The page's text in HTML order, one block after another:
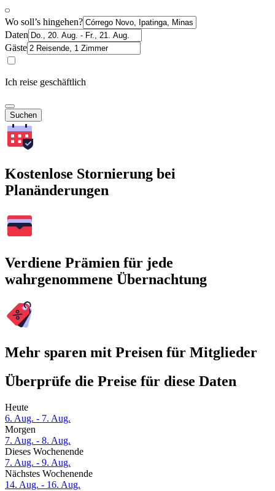
Wo soll’s hingehen?
Daten
Gäste
Ich reise geschäftlich
Suchen
Kostenlose Stornierung bei
Planänderungen
Verdiene Prämien für jede
wahrgenommene Übernachtung
Mehr sparen mit Preisen für Mitglieder
Überprüfe die Preise für diese Daten
Heute
6. Aug. - 7. Aug.
Morgen
7. Aug. - 8. Aug.
Dieses Wochenende
7. Aug. - 9. Aug.
Nächstes Wochenende
14. Aug. - 16. Aug.